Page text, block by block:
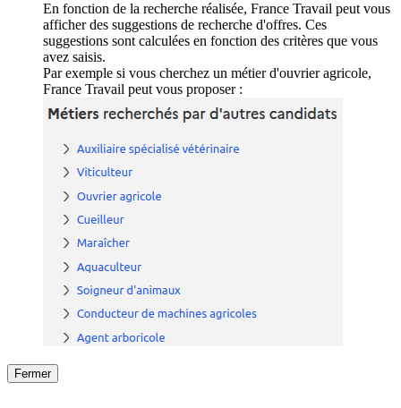
En fonction de la recherche réalisée, France Travail peut vous
afficher des suggestions de recherche d'offres. Ces
suggestions sont calculées en fonction des critères que vous
avez saisis.
Par exemple si vous cherchez un métier d'ouvrier agricole,
France Travail peut vous proposer :
Fermer